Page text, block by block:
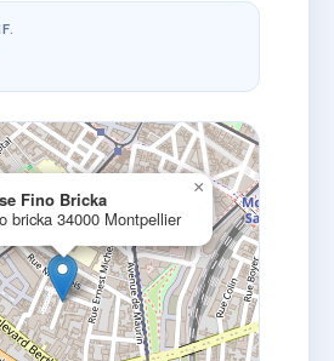
Fino Bricka
bricka 34000 Montpellier
×